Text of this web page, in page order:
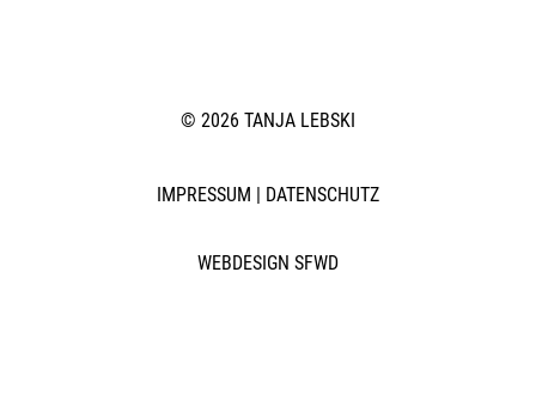
© 2026 TANJA LEBSKI
IMPRESSUM | DATENSCHUTZ
WEBDESIGN SFWD